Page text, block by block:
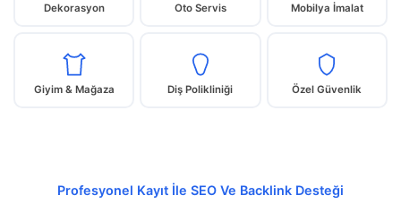
Dekorasyon Oto Servis Mobilya İmalat
Giyim & Mağaza Diş Polikliniği Özel Güvenlik
Profesyonel Kayıt İle SEO Ve Backlink Desteği